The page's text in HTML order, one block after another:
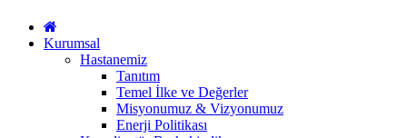
Kurumsal
Hastanemiz
Tanıtım
Temel İlke ve Değerler
Misyonumuz & Vizyonumuz
Enerji Politikası